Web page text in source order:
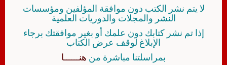
لا يتم نشر الكتب دون موافقة المؤلفين ومؤسسات
النشر والمجلات والدوريات العلمية
إذا تم نشر كتابك دون علمك أو بغير موافقتك برجاء
الإبلاغ لوقف عرض الكتاب
بمراسلتنا مباشرة من هنــــــا